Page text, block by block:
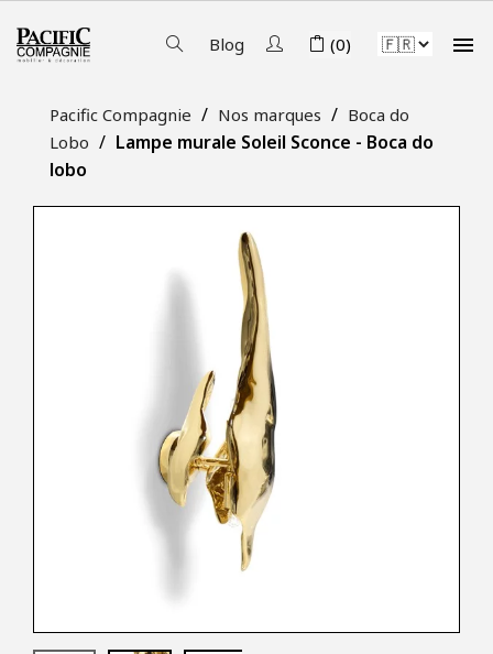
Blog (0) 
Pacific Compagnie Nos marques
Boca do
Lobo
Lampe murale Soleil Sconce - Boca do
lobo